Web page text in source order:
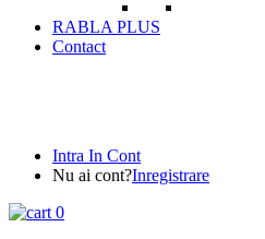
RABLA PLUS
Contact
Intra In Cont
Nu ai cont?Inregistrare
0